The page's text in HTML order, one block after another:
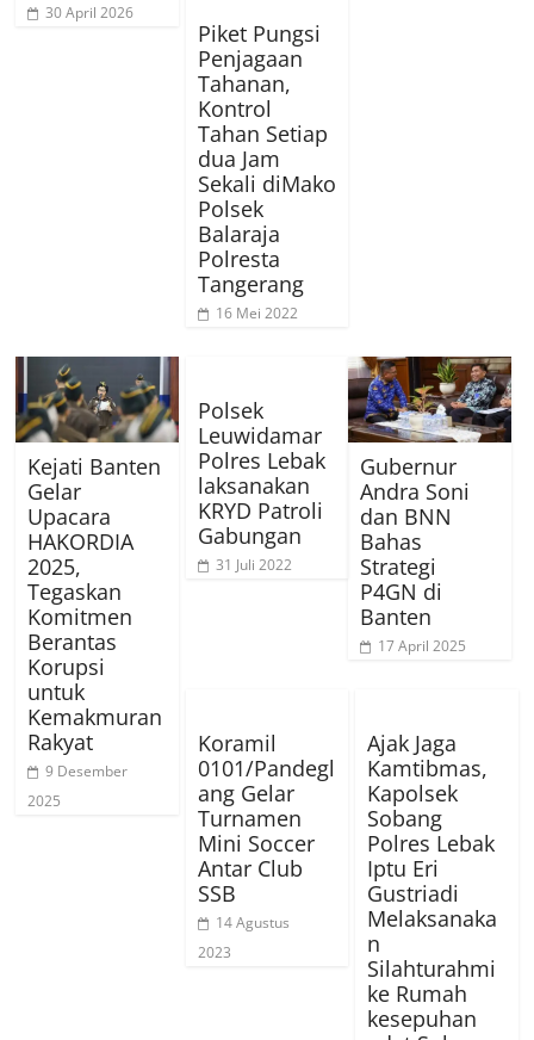
30 April 2026
Piket Pungsi
Penjagaan
Tahanan,
Kontrol
Tahan Setiap
dua Jam
Sekali diMako
Polsek
Balaraja
Polresta
Tangerang
16 Mei 2022
Kejati Banten
Gelar
Upacara
HAKORDIA
2025,
Tegaskan
Komitmen
Berantas
Korupsi
untuk
Kemakmuran
Rakyat
9 Desember
2025
Polsek
Leuwidamar
Polres Lebak
laksanakan
KRYD Patroli
Gabungan
31 Juli 2022
Gubernur
Andra Soni
dan BNN
Bahas
Strategi
P4GN di
Banten
17 April 2025
Koramil
0101/Pandegl
ang Gelar
Turnamen
Mini Soccer
Antar Club
SSB
14 Agustus
2023
Ajak Jaga
Kamtibmas,
Kapolsek
Sobang
Polres Lebak
Iptu Eri
Gustriadi
Melaksanaka
n
Silahturahmi
ke Rumah
kesepuhan